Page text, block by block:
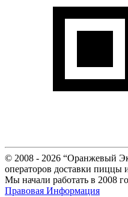
© 2008 - 2026 “Оранжевый
операторов доставки пиццы
Мы начали работать в 2008
Правовая Информация